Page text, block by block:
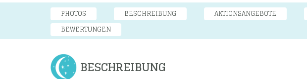
PHOTOS BESCHREIBUNG AKTIONSANGEBOTE
BEWERTUNGEN
BESCHREIBUNG